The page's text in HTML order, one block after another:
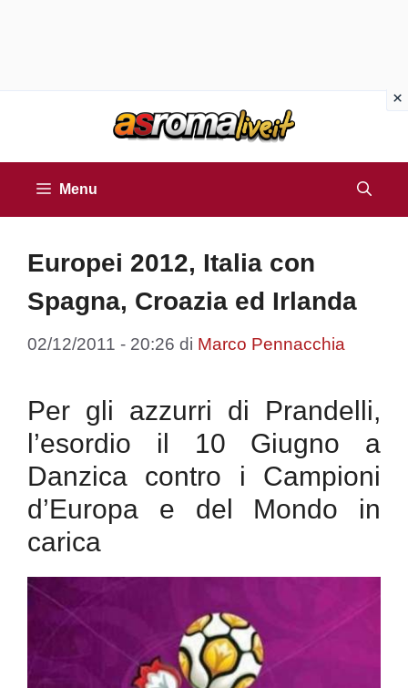
Menu
Europei 2012, Italia con
Spagna, Croazia ed Irlanda
02/12/2011 - 20:26 di Marco Pennacchia
Per gli azzurri di Prandelli,
l’esordio il 10 Giugno a
Danzica contro i Campioni
d’Europa e del Mondo in
carica